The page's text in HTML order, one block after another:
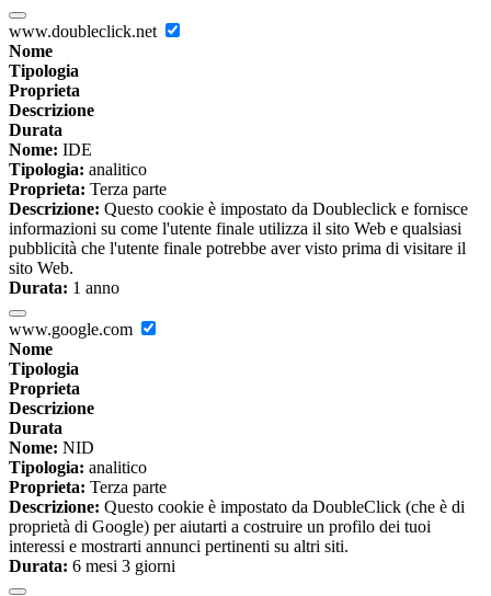
www.doubleclick.net
Nome
Tipologia
Proprieta
Descrizione
Durata
Nome: IDE
Tipologia: analitico
Proprieta: Terza parte
Descrizione: Questo cookie è impostato da Doubleclick e fornisce
informazioni su come l'utente finale utilizza il sito Web e qualsiasi
pubblicità che l'utente finale potrebbe aver visto prima di visitare il
sito Web.
Durata: 1 anno
www.google.com
Nome
Tipologia
Proprieta
Descrizione
Durata
Nome: NID
Tipologia: analitico
Proprieta: Terza parte
Descrizione: Questo cookie è impostato da DoubleClick (che è di
proprietà di Google) per aiutarti a costruire un profilo dei tuoi
interessi e mostrarti annunci pertinenti su altri siti.
Durata: 6 mesi 3 giorni